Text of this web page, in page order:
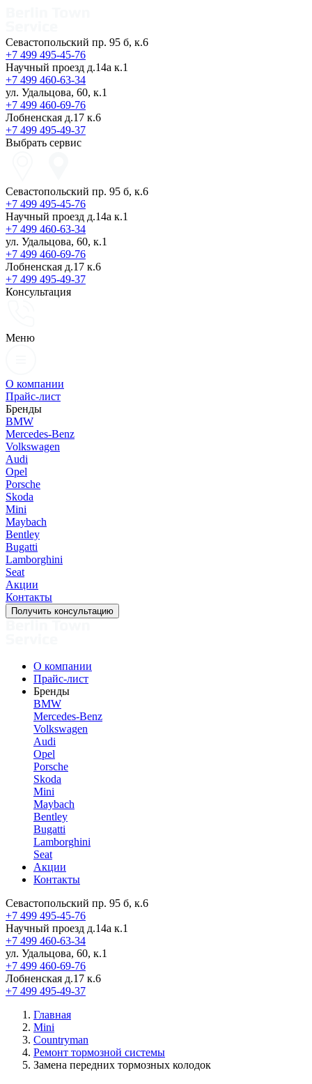
Севастопольский пр. 95 б, к.6
+7 499 495-45-76
Научный проезд д.14а к.1
+7 499 460-63-34
ул. Удальцова, 60, к.1
+7 499 460-69-76
Лобненская д.17 к.6
+7 499 495-49-37
Выбрать сервис
Севастопольский пр. 95 б, к.6
+7 499 495-45-76
Научный проезд д.14а к.1
+7 499 460-63-34
ул. Удальцова, 60, к.1
+7 499 460-69-76
Лобненская д.17 к.6
+7 499 495-49-37
Консультация
Меню
О компании
Прайс-лист
Бренды
BMW
Mercedes-Benz
Volkswagen
Audi
Opel
Porsche
Skoda
Mini
Maybach
Bentley
Bugatti
Lamborghini
Seat
Акции
Контакты
Получить консультацию
О компании
Прайс-лист
Бренды
BMW
Mercedes-Benz
Volkswagen
Audi
Opel
Porsche
Skoda
Mini
Maybach
Bentley
Bugatti
Lamborghini
Seat
Акции
Контакты
Севастопольский пр. 95 б, к.6
+7 499 495-45-76
Научный проезд д.14а к.1
+7 499 460-63-34
ул. Удальцова, 60, к.1
+7 499 460-69-76
Лобненская д.17 к.6
+7 499 495-49-37
Главная
Mini
Countryman
Ремонт тормозной системы
Замена передних тормозных колодок